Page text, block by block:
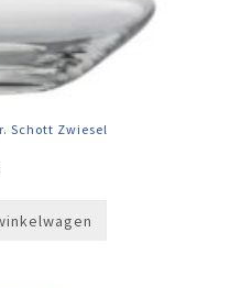
Schott Zwiesel